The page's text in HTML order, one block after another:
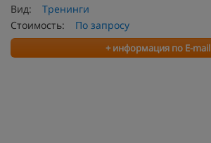
Вид:
Тренинги
Стоимость:
По запросу
+ информация по E-mail